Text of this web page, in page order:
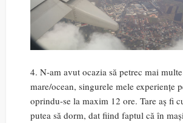
4. N-am avut ocazia să petrec mai
mare/ocean, singurele mele experiențe
oprindu-se la maxim 12 ore. Tare aș fi
putea să dorm, dat fiind faptul că în